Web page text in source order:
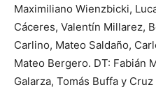
Maximiliano Wienzbicki,
Cáceres, Valentín Millarez,
Carlino, Mateo Saldaño,
Mateo Bergero. DT: Fabián
Galarza, Tomás Buffa y Cruz